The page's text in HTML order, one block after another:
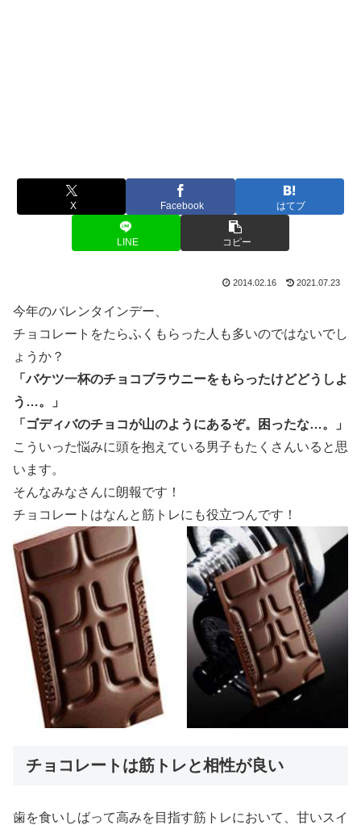
X Facebook はてブ
LINE コピー
2014.02.16 2021.07.23
今年のバレンタインデー、
チョコレートをたらふくもらった人も多いのではないでし
ょうか？
「バケツ一杯のチョコブラウニーをもらったけどどうしよ
う…。」
「ゴディバのチョコが山のようにあるぞ。困ったな…。」
こういった悩みに頭を抱えている男子もたくさんいると思
います。
そんなみなさんに朗報です！
チョコレートはなんと筋トレにも役立つんです！
チョコレートは筋トレと相性が良い
歯を食いしばって高みを目指す筋トレにおいて、甘いスイ